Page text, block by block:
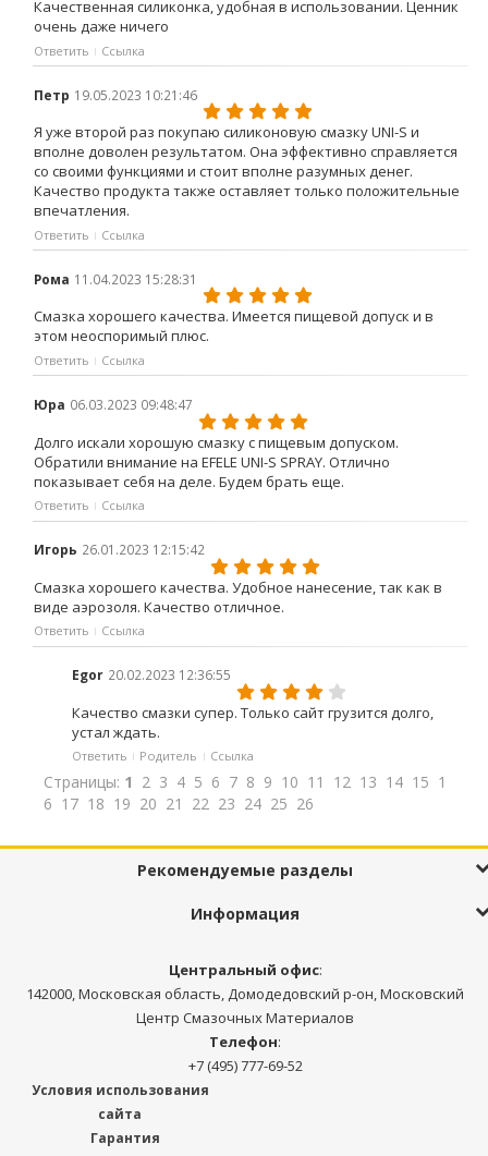
Качественная силиконка, удобная в использовании. Ценник
очень даже ничего
Ответить Ссылка
Петр 19.05.2023 10:21:46
Я уже второй раз покупаю силиконовую смазку UNI-S и
вполне доволен результатом. Она эффективно справляется
со своими функциями и стоит вполне разумных денег.
Качество продукта также оставляет только положительные
впечатления.
Ответить Ссылка
Рома 11.04.2023 15:28:31
Смазка хорошего качества. Имеется пищевой допуск и в
этом неоспоримый плюс.
Ответить Ссылка
Юра 06.03.2023 09:48:47
Долго искали хорошую смазку с пищевым допуском.
Обратили внимание на EFELE UNI-S SPRAY. Отлично
показывает себя на деле. Будем брать еще.
Ответить Ссылка
Игорь 26.01.2023 12:15:42
Смазка хорошего качества. Удобное нанесение, так как в
виде аэрозоля. Качество отличное.
Ответить Ссылка
Egor 20.02.2023 12:36:55
Качество смазки супер. Только сайт грузится долго,
устал ждать.
Ответить Родитель Ссылка
Страницы: 1 2 3 4 5 6 7 8 9 10 11 12 13 14 15 1
6 17 18 19 20 21 22 23 24 25 26
Рекомендуемые разделы
Информация
Центральный офис:
142000, Московская область, Домодедовский р-он, Московский
Центр Смазочных Материалов
Телефон:
+7 (495) 777-69-52
Условия использования
сайта
Гарантия